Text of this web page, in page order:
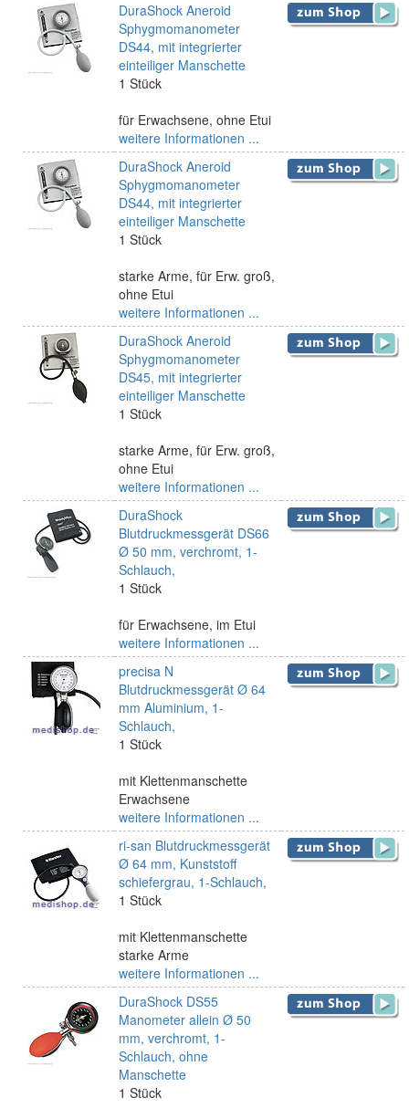
DuraShock Aneroid
Sphygmomanometer
DS44, mit integrierter
einteiliger Manschette
1 Stück
für Erwachsene, ohne Etui
weitere Informationen ...
DuraShock Aneroid
Sphygmomanometer
DS44, mit integrierter
einteiliger Manschette
1 Stück
starke Arme, für Erw. groß,
ohne Etui
weitere Informationen ...
DuraShock Aneroid
Sphygmomanometer
DS45, mit integrierter
einteiliger Manschette
1 Stück
starke Arme, für Erw. groß,
ohne Etui
weitere Informationen ...
DuraShock
Blutdruckmessgerät DS66
Ø 50 mm, verchromt, 1-
Schlauch,
1 Stück
für Erwachsene, im Etui
weitere Informationen ...
precisa N
Blutdruckmessgerät Ø 64
mm Aluminium, 1-
Schlauch,
1 Stück
mit Klettenmanschette
Erwachsene
weitere Informationen ...
ri-san Blutdruckmessgerät
Ø 64 mm, Kunststoff
schiefergrau, 1-Schlauch,
1 Stück
mit Klettenmanschette
starke Arme
weitere Informationen ...
DuraShock DS55
Manometer allein Ø 50
mm, verchromt, 1-
Schlauch, ohne
Manschette
1 Stück